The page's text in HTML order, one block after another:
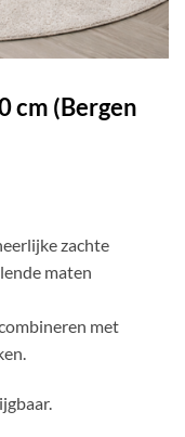
cm (Bergen
zachte
maten
met